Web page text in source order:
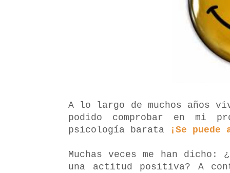
A lo largo de muchos años
podido comprobar en mi
psicología barata
¡Se
Muchas veces me han
una actitud positiva? A